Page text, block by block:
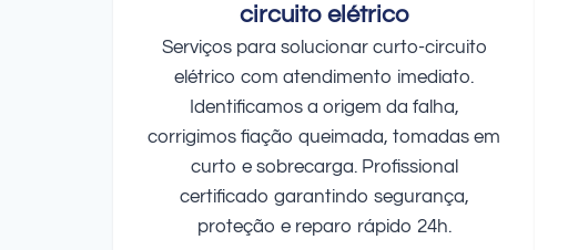
circuito elétrico
Serviços para solucionar curto-circuito
elétrico com atendimento imediato.
Identificamos a origem da falha,
corrigimos fiação queimada, tomadas em
curto e sobrecarga. Profissional
certificado garantindo segurança,
proteção e reparo rápido 24h.